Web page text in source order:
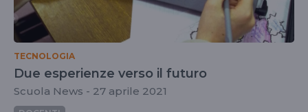
TECNOLOGIA
Due esperienze verso il futuro
Scuola News - 27 aprile 2021